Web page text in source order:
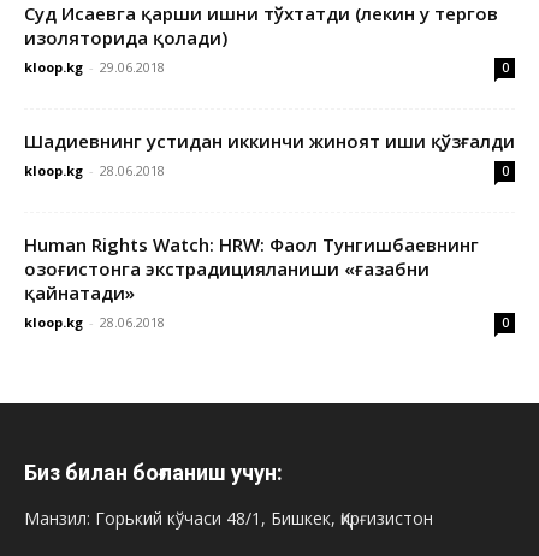
Суд Исаевга қарши ишни тўхтатди (лекин у тергов
изоляторида қолади)
kloop.kg - 29.06.2018 0
Шадиевнинг устидан иккинчи жиноят иши қўзғалди
kloop.kg - 28.06.2018 0
Human Rights Watch: HRW: Фаол Тунгишбаевнинг
Қозоғистонга экстрадицияланиши «ғазабни
қайнатади»
kloop.kg - 28.06.2018 0
Биз билан боғланиш учун:
Манзил: Горький кўчаси 48/1, Бишкек, Қирғизистон